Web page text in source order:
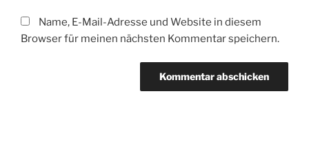
Name, E-Mail-Adresse und Website in diesem
Browser für meinen nächsten Kommentar speichern.